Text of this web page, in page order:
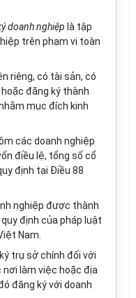
doanh nghiệp là tập
trên phạm vi toàn
riêng, có tài sản, có
đăng ký thành
mục đích kinh
các doanh nghiệp
điều lệ, tổng số cổ
định tại Điều 88
nghiệp được thành
định của pháp luật
Nam.
trụ sở chính đối với
làm việc hoặc địa
đăng ký với doanh